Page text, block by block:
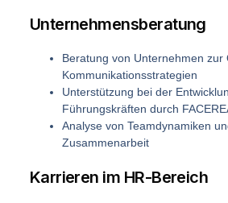
Unternehmensberatung
Beratung von Unternehmen zur
Kommunikationsstrategien
Unterstützung bei der
Führungskräften durch
Analyse von Teamdynamiken
Zusammenarbeit
Karrieren im HR-Bereich